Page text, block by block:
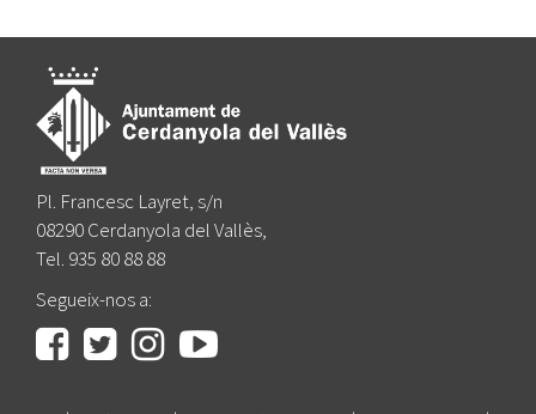
Pl. Francesc Layret, s/n
08290 Cerdanyola del Vallès,
Tel. 935 80 88 88
Segueix-nos a: